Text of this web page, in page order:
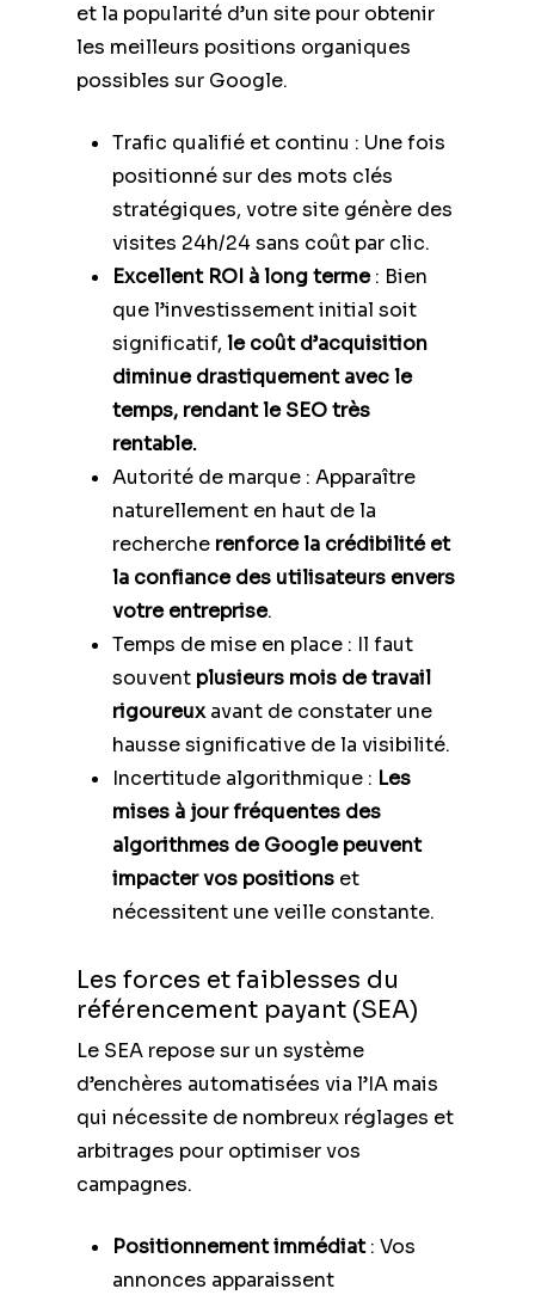
et la popularité d’un site pour obtenir
les meilleurs positions organiques
possibles sur Google.
Trafic qualifié et continu : Une fois
positionné sur des mots clés
stratégiques, votre site génère des
visites 24h/24 sans coût par clic.
Excellent ROI à long terme: Bien
que l’investissement initial soit
significatif, le coût d’acquisition
diminue drastiquement avec le
temps, rendant le SEO très
rentable.
Autorité de marque : Apparaître
naturellement en haut de la
recherche renforce la crédibilité et
la confiance des utilisateurs envers
votre entreprise.
Temps de mise en place : Il faut
souvent plusieurs mois de travail
rigoureuxavant de constater une
hausse significative de la visibilité.
Incertitude algorithmique : Les
mises à jour fréquentes des
algorithmes de Google peuvent
impacter vos positions et
nécessitent une veille constante.
Les forces et faiblesses du
référencement payant (SEA)
Le SEA repose sur un système
d’enchères automatisées via l’IA mais
qui nécessite de nombreux réglages et
arbitrages pour optimiser vos
campagnes.
Positionnement immédiat: Vos
annonces apparaissent